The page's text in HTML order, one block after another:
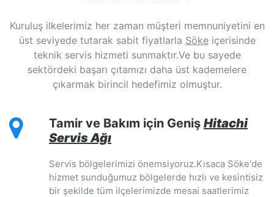
Kuruluş ilkelerimiz her zaman müşteri memnuniyetini en
üst seviyede tutarak sabit fiyatlarla Sökeiçerisinde
teknik servis hizmeti sunmaktır.Ve bu sayede
sektördeki başarı çıtamızı daha üst kademelere
çıkarmak birincil hedefimiz olmuştur.
Tamir ve Bakım için Geniş Hitachi
Servis Ağı
Servis bölgelerimizi önemsiyoruz.Kısaca Söke'de
hizmet sunduğumuz bölgelerde hızlı ve kesintisiz
bir şekilde tüm ilçelerimizde mesai saatlerimiz